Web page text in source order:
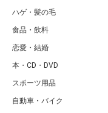
ハゲ・髪の毛
食品・飲料
恋愛・結婚
本・CD・DVD
スポーツ用品
自動車・バイク